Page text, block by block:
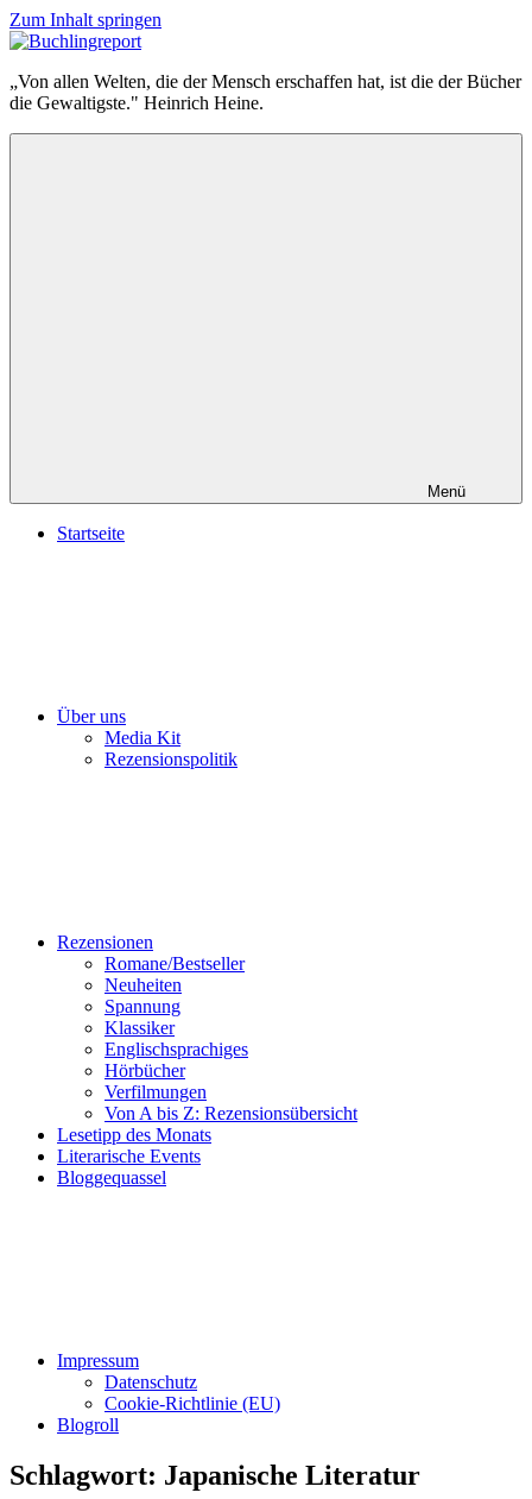
Zum Inhalt springen
Buchlingreport
„Von allen Welten, die der Mensch erschaffen hat, ist die der Bücher
die Gewaltigste." Heinrich Heine.
Menü
Startseite
Über uns
Media Kit
Rezensionspolitik
Rezensionen
Romane/Bestseller
Neuheiten
Spannung
Klassiker
Englischsprachiges
Hörbücher
Verfilmungen
Von A bis Z: Rezensionsübersicht
Lesetipp des Monats
Literarische Events
Bloggequassel
Impressum
Datenschutz
Cookie-Richtlinie (EU)
Blogroll
Schlagwort: Japanische Literatur